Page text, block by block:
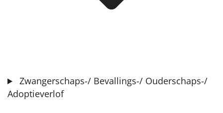
Zwangerschaps-/ Bevallings-/ Ouderschaps-/
Adoptieverlof